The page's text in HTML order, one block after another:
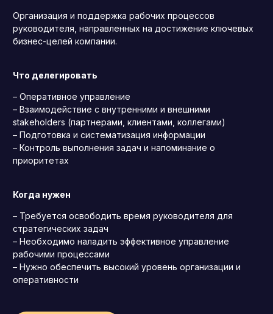
Генеральный директор (CEO)
Коммерческий директор
Операционный директор (COO)
Директор по персоналу (HR-директор)
Директор по стратегическому развитию
Финансовый директор (CFO)
Технический директор (CTO)
Франшиза
Организация и поддержка рабочих процессов
руководителя, направленных на достижение ключевых
бизнес-целей компании.
Что делегировать
– Оперативное управление
– Взаимодействие с внутренними и внешними
stakeholders (партнерами, клиентами, коллегами)
– Подготовка и систематизация информации
– Контроль выполнения задач и напоминание о
приоритетах
Когда нужен
– Требуется освободить время руководителя для
стратегических задач
– Необходимо наладить эффективное управление
рабочими процессами
– Нужно обеспечить высокий уровень организации и
оперативности